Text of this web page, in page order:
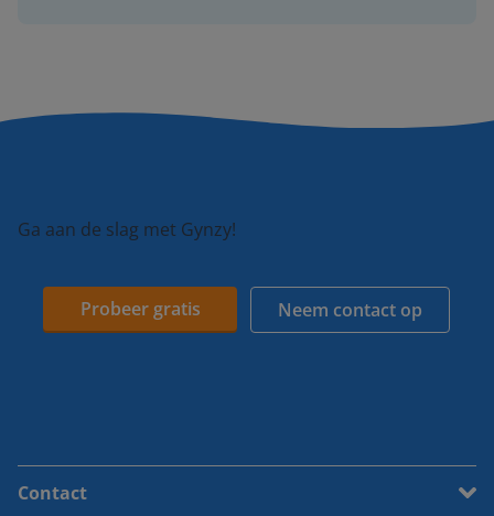
Ga aan de slag met Gynzy!
Probeer gratis Neem contact op
Contact